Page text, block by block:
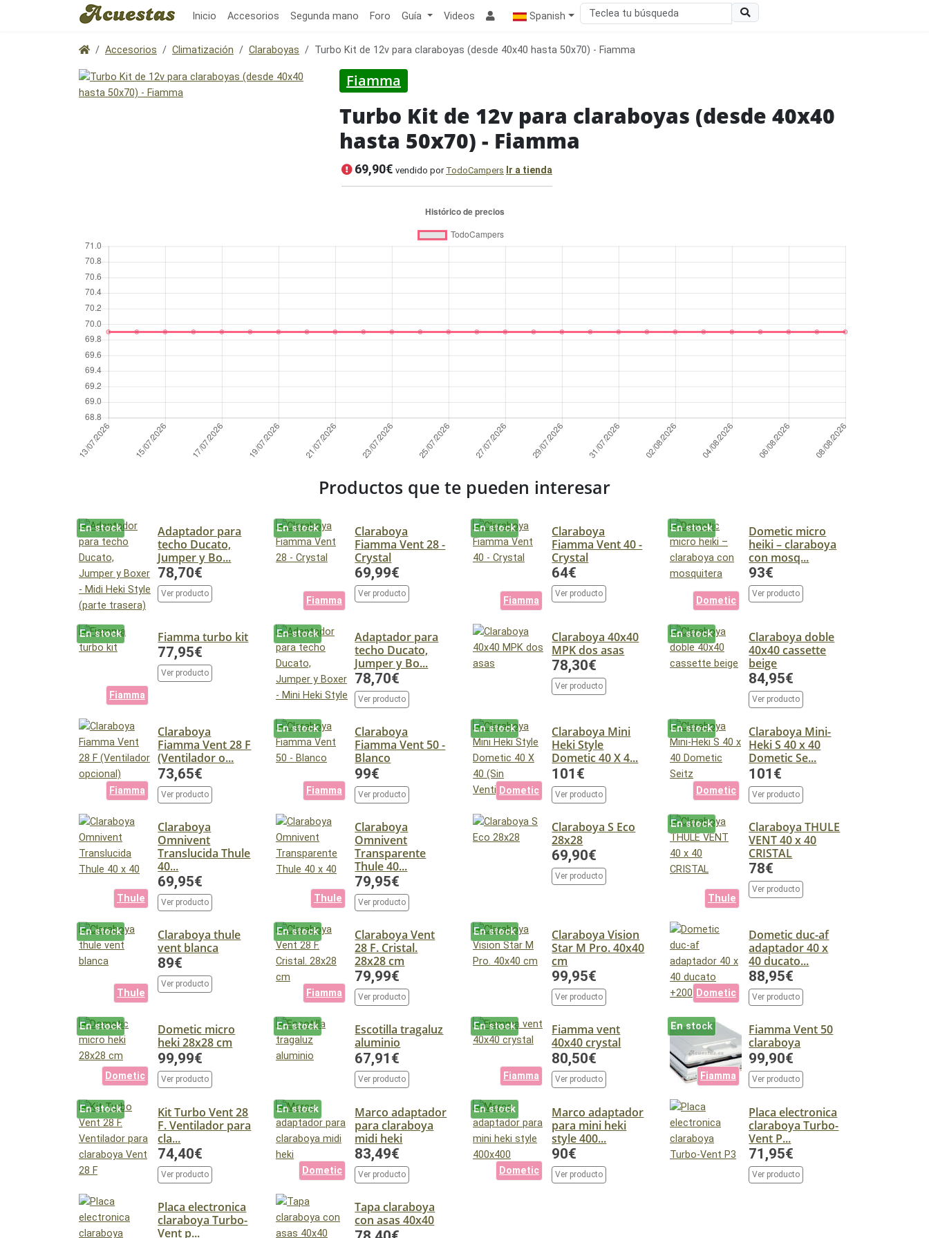
Inicio Accesorios Segunda mano Foro Guía Videos Spanish
Accesorios Climatización Claraboyas Turbo Kit de 12v para claraboyas (desde 40x40 hasta 50x70) - Fiamma
Fiamma
Turbo Kit de 12v para claraboyas (desde 40x40
hasta 50x70) - Fiamma
69,90€ vendido por TodoCampers Ir a tienda
Productos que te pueden interesar
En stock
Adaptador para
techo Ducato,
Jumper y Bo...
78,70€
Ver producto
En stock
Fiamma
Claraboya
Fiamma Vent 28 -
Crystal
69,99€
Ver producto
En stock
Fiamma
Claraboya
Fiamma Vent 40 -
Crystal
64€
Ver producto
En stock
Dometic
Dometic micro
heiki – claraboya
con mosq...
93€
Ver producto
En stock
Fiamma
Fiamma turbo kit
77,95€
Ver producto
En stock
Adaptador para
techo Ducato,
Jumper y Bo...
78,70€
Ver producto
Claraboya 40x40
MPK dos asas
78,30€
Ver producto
En stock
Claraboya doble
40x40 cassette
beige
84,95€
Ver producto
Fiamma
Claraboya
Fiamma Vent 28 F
(Ventilador o...
73,65€
Ver producto
En stock
Fiamma
Claraboya
Fiamma Vent 50 -
Blanco
99€
Ver producto
En stock
Dometic
Claraboya Mini
Heki Style
Dometic 40 X 4...
101€
Ver producto
En stock
Dometic
Claraboya Mini-
Heki S 40 x 40
Dometic Se...
101€
Ver producto
Thule
Claraboya
Omnivent
Translucida Thule
40...
69,95€
Ver producto Thule
Claraboya
Omnivent
Transparente
Thule 40...
79,95€
Ver producto
Claraboya S Eco
28x28
69,90€
Ver producto
En stock
Thule
Claraboya THULE
VENT 40 x 40
CRISTAL
78€
Ver producto
En stock
Thule
Claraboya thule
vent blanca
89€
Ver producto
En stock
Fiamma
Claraboya Vent
28 F. Cristal.
28x28 cm
79,99€
Ver producto
En stock
Claraboya Vision
Star M Pro. 40x40
cm
99,95€
Ver producto Dometic
Dometic duc-af
adaptador 40 x
40 ducato...
88,95€
Ver producto
En stock
Dometic
Dometic micro
heki 28x28 cm
99,99€
Ver producto
En stock
Escotilla tragaluz
aluminio
67,91€
Ver producto
En stock
Fiamma
Fiamma vent
40x40 crystal
80,50€
Ver producto
En stock
Fiamma
Fiamma Vent 50
claraboya
99,90€
Ver producto
En stock
Kit Turbo Vent 28
F. Ventilador para
cla...
74,40€
Ver producto
En stock
Dometic
Marco adaptador
para claraboya
midi heki
83,49€
Ver producto
En stock
Dometic
Marco adaptador
para mini heki
style 400...
90€
Ver producto
Placa electronica
claraboya Turbo-
Vent P...
71,95€
Ver producto
Placa electronica
claraboya Turbo-
Vent p...
Tapa claraboya
con asas 40x40